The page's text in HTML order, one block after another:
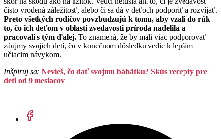
čisto vrodená záležitosť, alebo či sa dá v deťoch podporiť a rozvíjať.
Preto všetkých rodičov povzbudzujú k tomu, aby vzali do rúk
to, čo ich deťom v oblasti zvedavosti príroda nadelila a
pracovali s tým ďalej. To znamená, že by mali viac podporovať
záujmy svojich detí, čo v konečnom dôsledku vedie k lepším
učiacim návykom.
Inšpiruj sa: Nevieš, čo dať svojmu bábätku? Skús recepty pre
deti od 9 mesiacov